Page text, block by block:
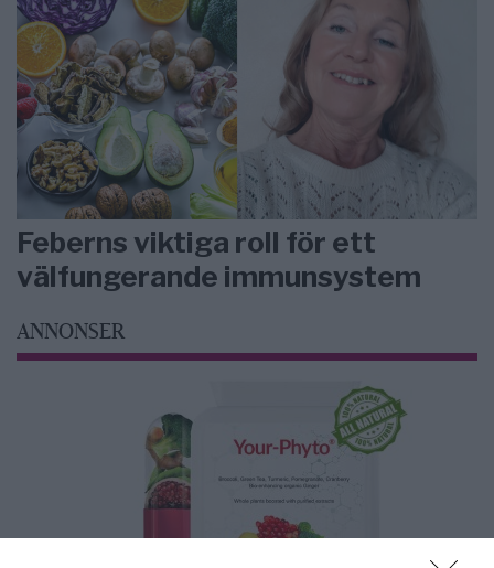
Feberns viktiga roll för ett
välfungerande immunsystem
ANNONSER